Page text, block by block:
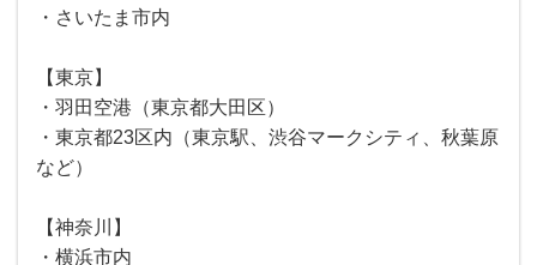
・さいたま市内
【東京】
・羽田空港（東京都大田区）
・東京都23区内（東京駅、渋谷マークシティ、秋葉原
など）
【神奈川】
・横浜市内